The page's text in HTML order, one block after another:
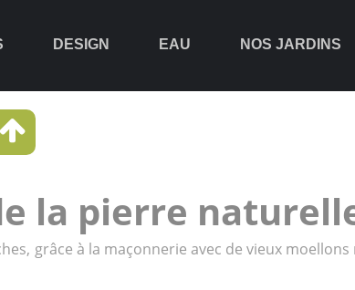
DESIGN EAU NOS JARDINS
la pierre
grâce à la maçonnerie avec de vieux moellons